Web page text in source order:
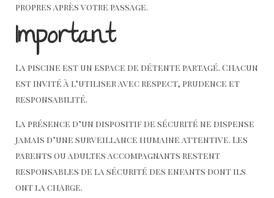
propres après votre passage.
Important
La piscine est un espace de détente partagé. Chacun
est invité à l’utiliser avec respect, prudence et
responsabilité.
La présence d’un dispositif de sécurité ne dispense
jamais d’une surveillance humaine attentive. Les
parents ou adultes accompagnants restent
responsables de la sécurité des enfants dont ils
ont la charge.